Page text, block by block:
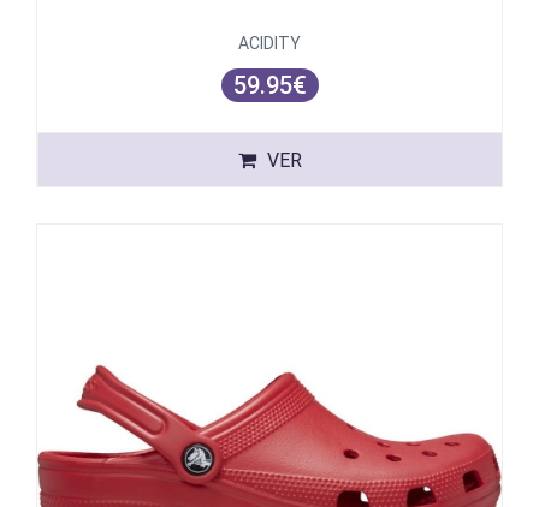
ACIDITY
59.95€
VER